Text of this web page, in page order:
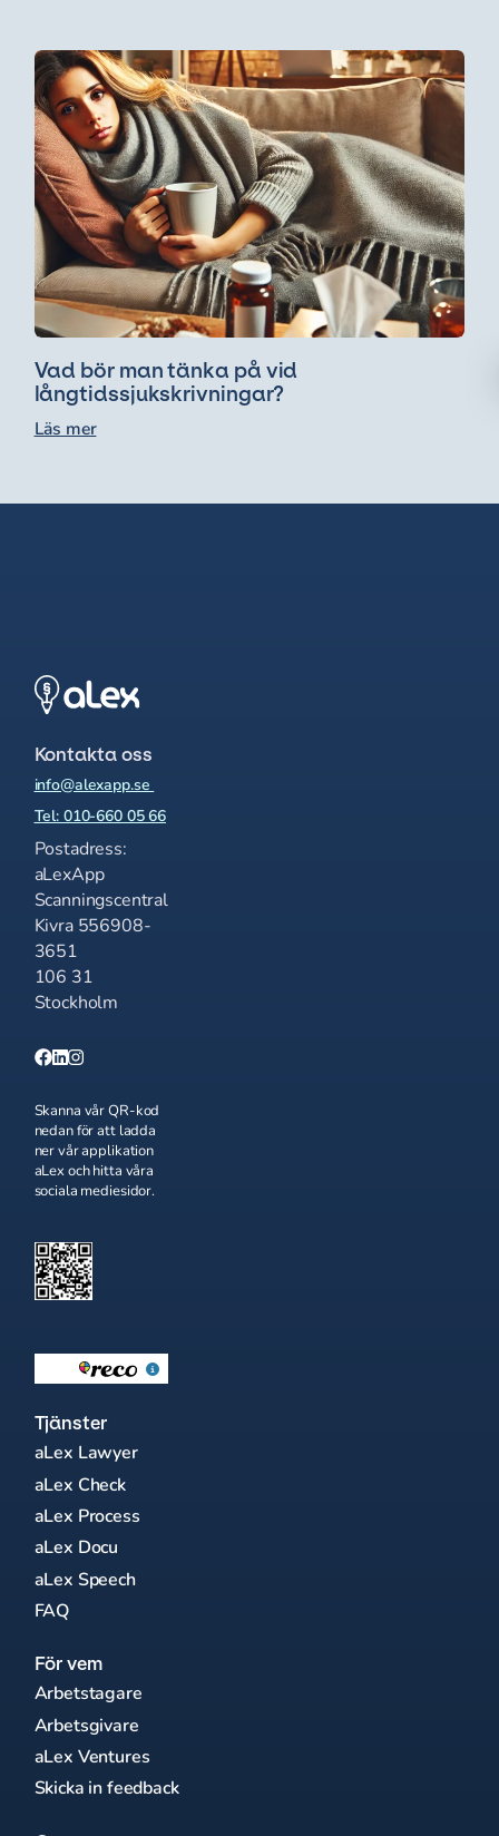
Vad bör man tänka på vid
långtidssjukskrivningar?
Läs mer
Kontakta oss
info@alexapp.se
Tel: 010-660 05 66
Postadress:
aLexApp
Scanningscentral
Kivra 556908-
3651
106 31
Stockholm
Skanna vår QR-kod
nedan för att ladda
ner vår applikation
aLex och hitta våra
sociala mediesidor.
Tjänster
aLex Lawyer
aLex Check
aLex Process
aLex Docu
aLex Speech
FAQ
För vem
Arbetstagare
Arbetsgivare
aLex Ventures
Skicka in feedback